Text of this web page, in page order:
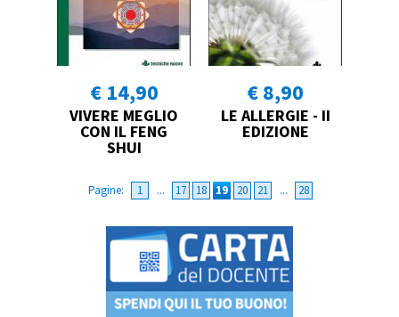
€ 14,90
VIVERE MEGLIO
CON IL FENG
SHUI
€ 8,90
LE ALLERGIE - II
EDIZIONE
Pagine: 1 ... 17 18 19 20 21 ... 28